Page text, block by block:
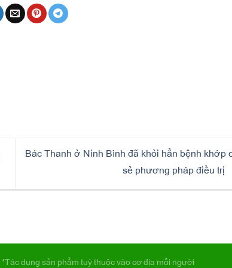
Bác Thanh ở Ninh Bình đã khỏi hẳn bệnh khớp
sẻ phương pháp điều trị
*Tác dụng sản phẩm tuỳ thuộc vào cơ địa mỗi người